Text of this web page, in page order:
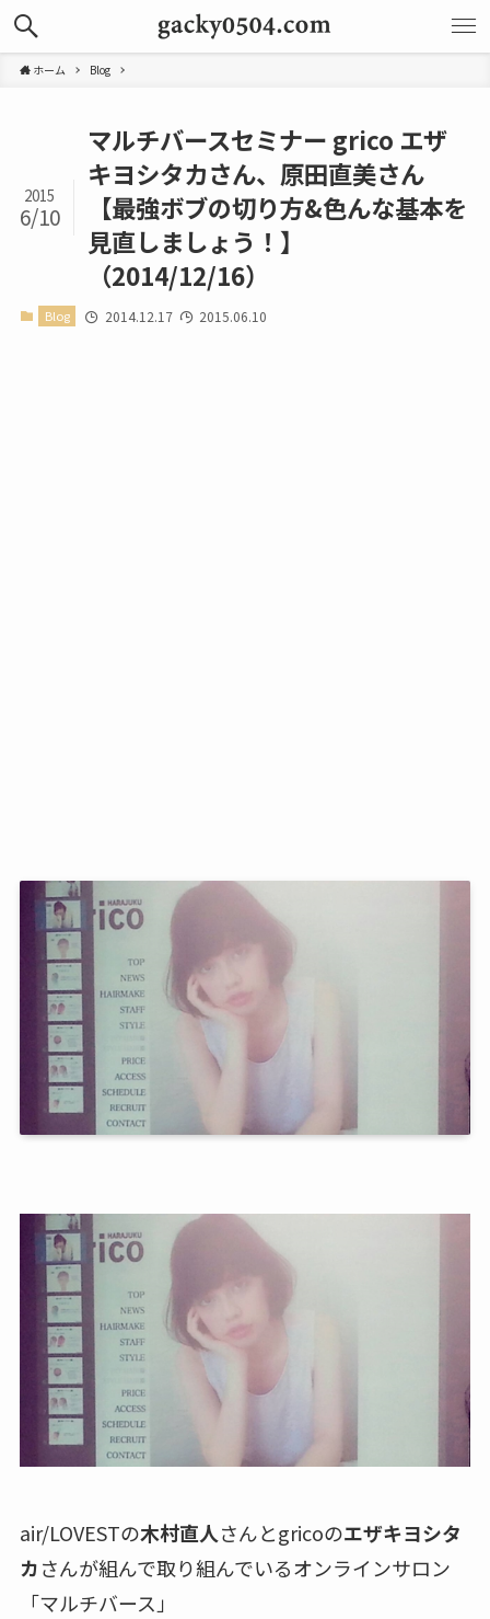
ホーム Blog
マルチバースセミナー grico エザ
キヨシタカさん、原田直美さん
【最強ボブの切り方&色んな基本を
見直しましょう！】
（2014/12/16）
2015
6/10
Blog 2014.12.17 2015.06.10
air/LOVESTの木村直人さんとgricoのエザキヨシタ
カさんが組んで取り組んでいるオンラインサロン
「マルチバース」